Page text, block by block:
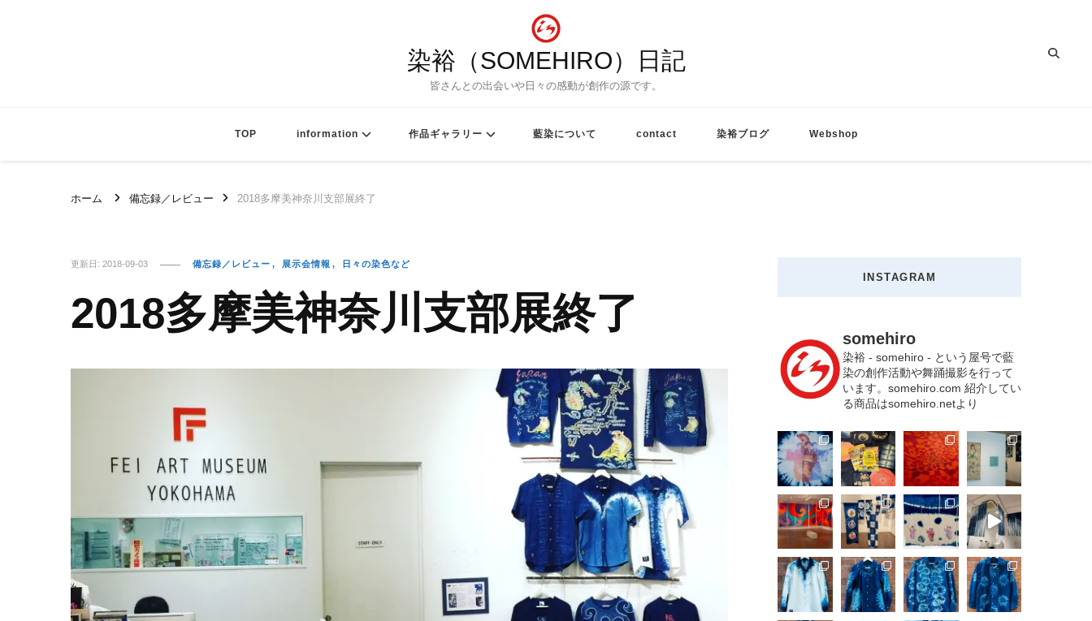
染裕（SOMEHIRO）日記
皆さんとの出会いや日々の感動が創作の源です。
TOP information 作品ギャラリー 藍染について contact 染裕ブログ Webshop
ホーム 備忘録／レビュー 2018多摩美神奈川支部展終了
更新日: 2018-09-03 備忘録／レビュー 展示会情報 日々の染色など
2018多摩美神奈川支部展終了
INSTAGRAM
somehiro
染裕 - somehiro - という屋号で藍
染の創作活動や舞踊撮影を行って
います。somehiro.com 紹介してい
る商品はsomehiro.netより